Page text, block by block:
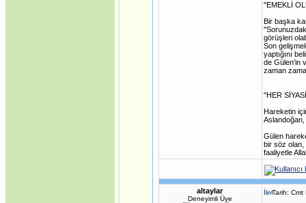
"EMEKLİ
Bir başka
görüşleri
Son
yaptığını
de Gülen'in
zaman
"HER
Hareketin
Aslandoğan,
Gülen
bir söz olan,
faaliyetle
altaylar
Deneyimli Üye
Tarih: